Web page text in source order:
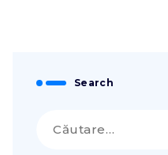
Search
după: